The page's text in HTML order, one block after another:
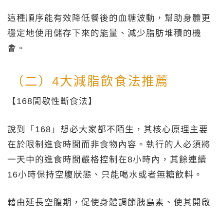
這種順序能有效降低餐後的血糖波動，幫助身體更
穩定地使用儲存下來的能量、減少脂肪堆積的機
會。
（二）4大減脂飲食法推薦
【168間歇性斷食法】
說到「168」想必大家都不陌生，其核心原理主要
在於限制進食時間而非食物內容。執行的人必須將
一天中的進食時間嚴格控制在8小時內，其餘連續
16小時保持空腹狀態、只能喝水或者無糖飲料。
藉由延長空腹期，促使身體調節胰島素、使其開啟